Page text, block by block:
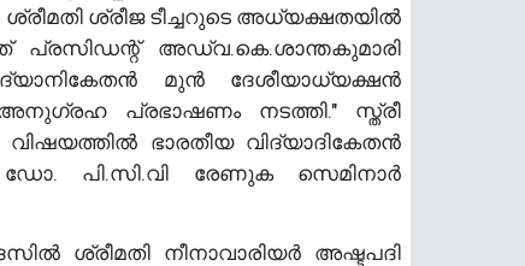
ശ്രീജ ടീച്ചറുടെ അധ്യക്ഷതയിൽ
പ്രസിഡന്റ് അഡ്വ.കെ.ശാന്തകുമാരി
മുൻ ദേശീയാധ്യക്ഷൻ
പ്രഭാഷണം നടത്തി." സ്ത്രീ
ഭാരതീയ വിദ്യാദികേതൻ
പി.സി.വി രേണുക സെമിനാർ
ശ്രീമതി നീനാവാരിയർ അഷ്ടപദി